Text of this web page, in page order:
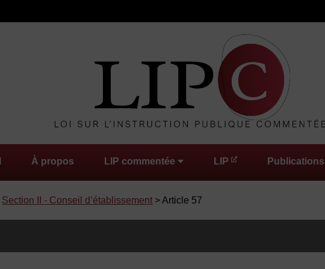
À propos LIP commentée LIP Publications
Section II - Conseil d’établissement > Article 57